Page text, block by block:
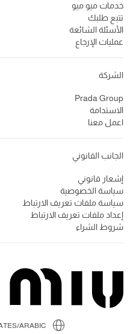
خدمات ميو ميو
تتبع طلبك
الأسئلة الشائعة
عمليات الإرجاع
الشركة
Prada Group
الاستدامة
اعمل معنا
الجانب القانوني
إشعار قانوني
سياسة الخصوصية
سياسة ملفات تعريف الارتباط
إعداد ملفات تعريف الارتباط
شروط الشراء
ARABIC